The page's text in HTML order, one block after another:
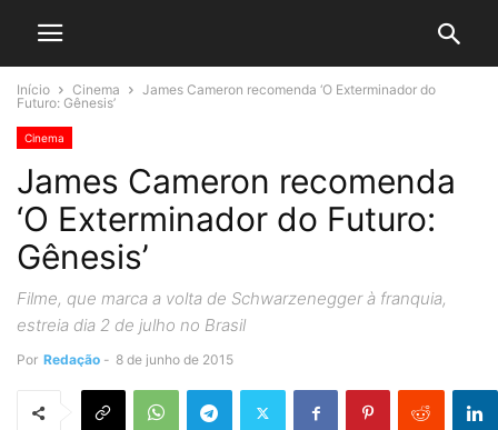
Início Cinema
James Cameron recomenda ‘O Exterminador do
Futuro: Gênesis’
Cinema
James Cameron recomenda
‘O Exterminador do Futuro:
Gênesis’
Filme, que marca a volta de Schwarzenegger à franquia,
estreia dia 2 de julho no Brasil
Por Redação - 8 de junho de 2015